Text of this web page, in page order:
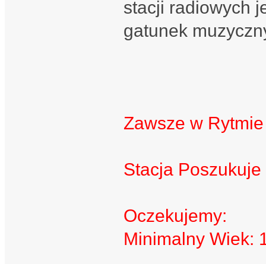
stacji radiowych
gatunek
Zawsze w Rytmie
Stacja
Oczekujemy:
Minimalny Wiek: